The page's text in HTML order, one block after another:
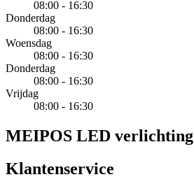
08:00 - 16:30
Donderdag
08:00 - 16:30
Woensdag
08:00 - 16:30
Donderdag
08:00 - 16:30
Vrijdag
08:00 - 16:30
MEIPOS LED verlichting
Klantenservice